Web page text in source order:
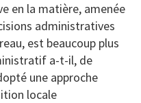
en la matière, amenée
administratives
est beaucoup plus
a-t-il, de
une approche
locale